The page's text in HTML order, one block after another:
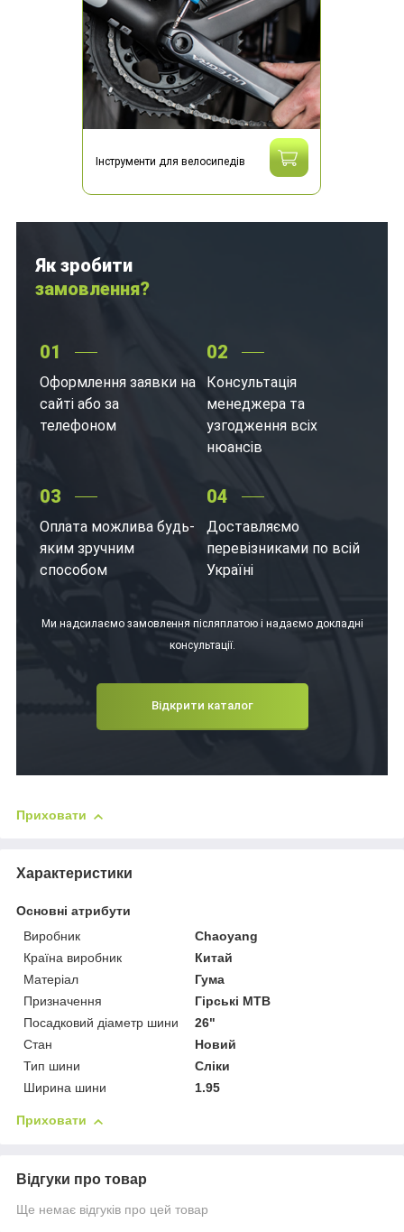
Інструменти для велосипедів
Як зробити
замовлення?
01
Оформлення заявки на
сайті або за
телефоном
02
Консультація
менеджера та
узгодження всіх
нюансів
03
Оплата можлива будь-
яким зручним
способом
04
Доставляємо
перевізниками по всій
Україні
Ми надсилаємо замовлення післяплатою і надаємо докладні
консультації.
Відкрити каталог
Приховати
Характеристики
Основні атрибути
Виробник
Chaoyang
Країна виробник
Китай
Матеріал
Гума
Призначення
Гірські MTB
Посадковий діаметр шини
26"
Стан
Новий
Тип шини
Сліки
Ширина шини
1.95
Приховати
Відгуки про товар
Ще немає відгуків про цей товар